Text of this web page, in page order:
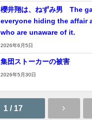
櫻井翔は、ねずみ男 The
everyone hiding the affair
who are unaware of it.
2026年6月5日
集団ストーカーの被害
2026年5月30日
1 / 17